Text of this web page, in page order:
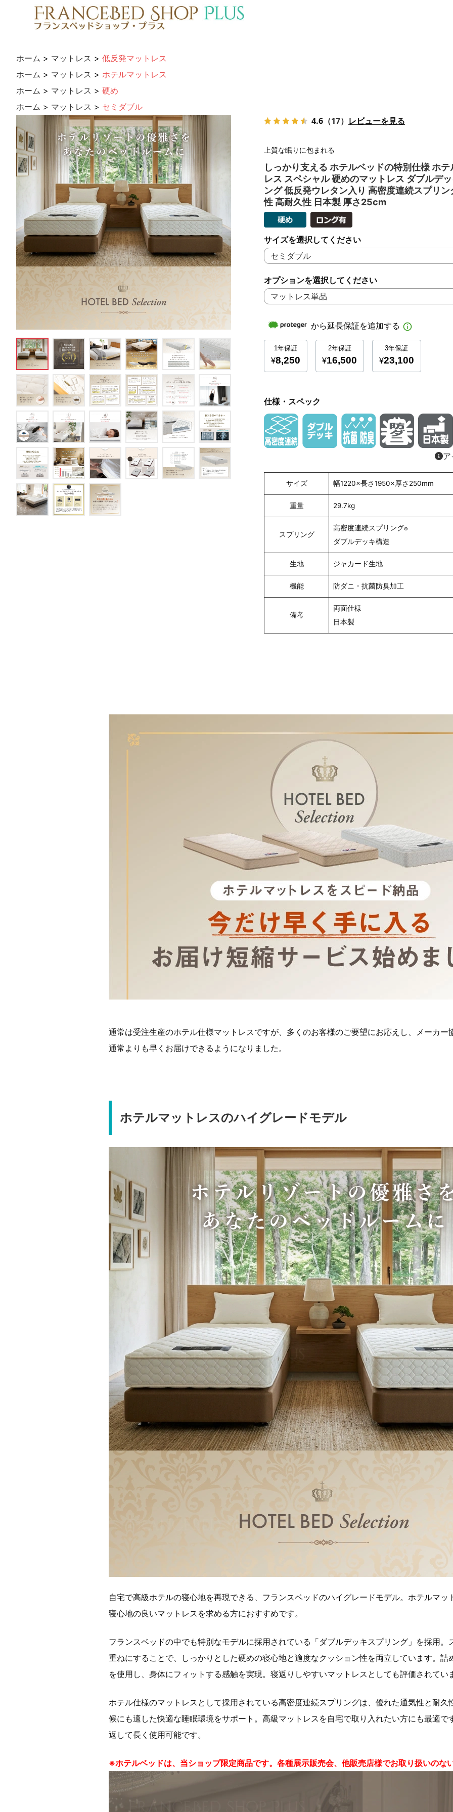
ホーム > マットレス > 低反発マットレス
ホーム > マットレス > ホテルマットレス
ホーム > マットレス > 硬め
ホーム > マットレス > セミダブル
4.6 （17） レビューを見る
上質な眠りに包まれる
しっかり支える ホテルベッドの特別仕様 ホテ
レス スペシャル 硬めのマットレス ダブルデ
ング 低反発ウレタン入り 高密度連続スプリン
性 高耐久性 日本製 厚さ25cm
サイズを選択してください
オプションを選択してください
仕様・スペック
サイズ 幅1220×長さ1950×厚さ250mm
重量 29.7kg
スプリング
高密度連続スプリング®
ダブルデッキ構造
生地 ジャカード生地
機能 防ダニ・抗菌防臭加工
備考
両面仕様
日本製
通常は受注生産のホテル仕様マットレスですが、多くのお客様のご要望にお応えし、メーカー
通常よりも早くお届けできるようになりました。
ホテルマットレスのハイグレードモデル
自宅で高級ホテルの寝心地を再現できる、フランスベッドのハイグレードモデル。ホテルマッ
寝心地の良いマットレスを求める方におすすめです。
フランスベッドの中でも特別なモデルに採用されている「ダブルデッキスプリング」を採用。
重ねにすることで、しっかりとした硬めの寝心地と適度なクッション性を両立しています。詰
を使用し、身体にフィットする感触を実現。寝返りしやすいマットレスとしても評価されてい
ホテル仕様のマットレスとして採用されている高密度連続スプリングは、優れた通気性と耐久
候にも適した快適な睡眠環境をサポート。高級マットレスを自宅で取り入れたい方にも最適で
返して長く使用可能です。
※ホテルベッドは、当ショップ限定商品です。各種展示販売会、他販売店様でお取り扱いのな